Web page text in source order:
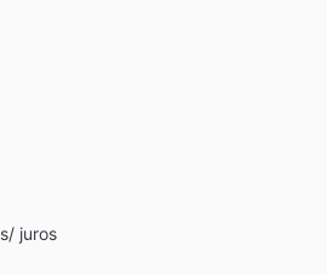
s/ juros